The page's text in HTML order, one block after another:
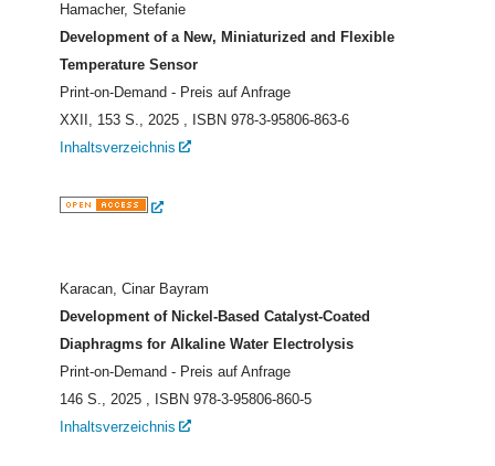
Hamacher, Stefanie
Development of a New, Miniaturized and Flexible
Temperature Sensor
Print-on-Demand - Preis auf Anfrage
XXII, 153 S., 2025 , ISBN 978-3-95806-863-6
Inhaltsverzeichnis
Karacan, Cinar Bayram
Development of Nickel-Based Catalyst-Coated
Diaphragms for Alkaline Water Electrolysis
Print-on-Demand - Preis auf Anfrage
146 S., 2025 , ISBN 978-3-95806-860-5
Inhaltsverzeichnis